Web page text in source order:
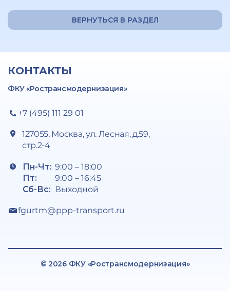
ВЕРНУТЬСЯ В РАЗДЕЛ
КОНТАКТЫ
ФКУ «Ространсмодернизация»
+7 (495) 111 29 01
127055, Москва, ул. Лесная, д.59,
стр.2-4
Пн-Чт:
Пт:
Сб-Вс:
9:00 – 18:00
9:00 – 16:45
Выходной
fgurtm@ppp-transport.ru
© 2026 ФКУ «Ространсмодернизация»